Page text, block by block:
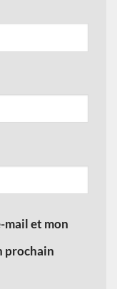
mail et mon
prochain